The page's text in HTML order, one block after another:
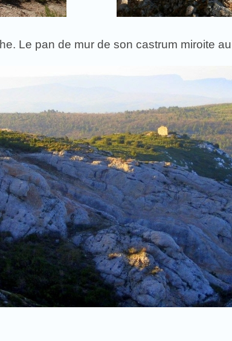
Le pan de mur de son castrum miroite